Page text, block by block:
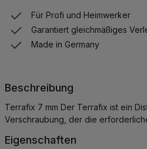
Für Profi und Heimwerker
Garantiert gleichmäßiges
Made in Germany
Beschreibung
Terrafix 7 mm Der Terrafix ist ein
Verschraubung, der die
Eigenschaften